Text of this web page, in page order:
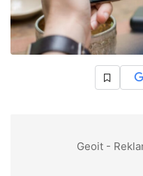
Geoit -